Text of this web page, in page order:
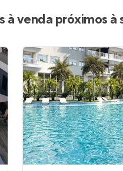
venda próximos à